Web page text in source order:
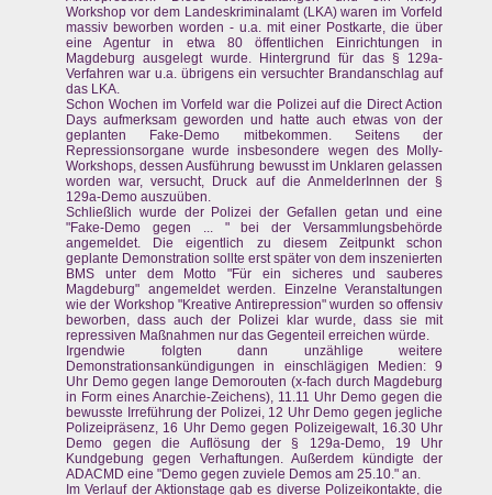
Workshop vor dem Landeskriminalamt (LKA) waren im Vorfeld
massiv beworben worden - u.a. mit einer Postkarte, die über
eine Agentur in etwa 80 öffentlichen Einrichtungen in
Magdeburg ausgelegt wurde. Hintergrund für das § 129a-
Verfahren war u.a. übrigens ein versuchter Brandanschlag auf
das LKA.
Schon Wochen im Vorfeld war die Polizei auf die Direct Action
Days aufmerksam geworden und hatte auch etwas von der
geplanten Fake-Demo mitbekommen. Seitens der
Repressionsorgane wurde insbesondere wegen des Molly-
Workshops, dessen Ausführung bewusst im Unklaren gelassen
worden war, versucht, Druck auf die AnmelderInnen der §
129a-Demo auszuüben.
Schließlich wurde der Polizei der Gefallen getan und eine
"Fake-Demo gegen ... " bei der Versammlungsbehörde
angemeldet. Die eigentlich zu diesem Zeitpunkt schon
geplante Demonstration sollte erst später von dem inszenierten
BMS unter dem Motto "Für ein sicheres und sauberes
Magdeburg" angemeldet werden. Einzelne Veranstaltungen
wie der Workshop "Kreative Antirepression" wurden so offensiv
beworben, dass auch der Polizei klar wurde, dass sie mit
repressiven Maßnahmen nur das Gegenteil erreichen würde.
Irgendwie folgten dann unzählige weitere
Demonstrationsankündigungen in einschlägigen Medien: 9
Uhr Demo gegen lange Demorouten (x-fach durch Magdeburg
in Form eines Anarchie-Zeichens), 11.11 Uhr Demo gegen die
bewusste Irreführung der Polizei, 12 Uhr Demo gegen jegliche
Polizeipräsenz, 16 Uhr Demo gegen Polizeigewalt, 16.30 Uhr
Demo gegen die Auflösung der § 129a-Demo, 19 Uhr
Kundgebung gegen Verhaftungen. Außerdem kündigte der
ADACMD eine "Demo gegen zuviele Demos am 25.10." an.
Im Verlauf der Aktionstage gab es diverse Polizeikontakte, die